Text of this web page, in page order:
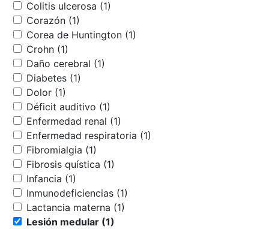
Colitis ulcerosa (1)
Corazón (1)
Corea de Huntington (1)
Crohn (1)
Daño cerebral (1)
Diabetes (1)
Dolor (1)
Déficit auditivo (1)
Enfermedad renal (1)
Enfermedad respiratoria (1)
Fibromialgia (1)
Fibrosis quística (1)
Infancia (1)
Inmunodeficiencias (1)
Lactancia materna (1)
Lesión medular (1)